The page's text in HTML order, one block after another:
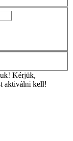
Kérjük,
aktiválni kell!